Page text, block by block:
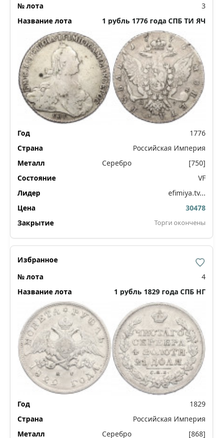
3
1 рубль 1776 года СПБ ТИ ЯЧ
1776
Российская Империя
Серебро
[750]
VF
efimiya.tv...
30478
Торги окончены
4
1 рубль 1829 года СПБ НГ
1829
Российская Империя
Серебро
[868]